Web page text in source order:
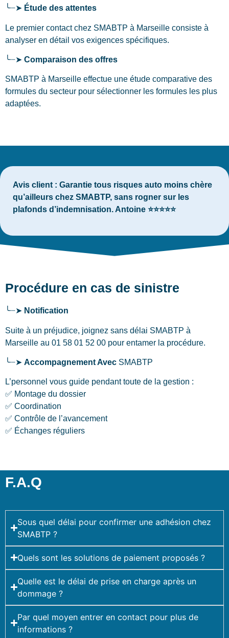
╰┈➤ Étude des attentes
Le premier contact chez SMABTP à Marseille consiste à
analyser en détail vos exigences spécifiques.
╰┈➤ Comparaison des offres
SMABTP à Marseille effectue une étude comparative des
formules du secteur pour sélectionner les formules les plus
adaptées.
Avis client : Garantie tous risques auto moins chère
qu’ailleurs chez SMABTP, sans rogner sur les
plafonds d’indemnisation. Antoine ⭐⭐⭐⭐⭐
Procédure en cas de sinistre
╰┈➤ Notification
Suite à un préjudice, joignez sans délai SMABTP à
Marseille au 01 58 01 52 00 pour entamer la procédure.
╰┈➤ Accompagnement Avec SMABTP
L’personnel vous guide pendant toute de la gestion :
✅ Montage du dossier
✅ Coordination
✅ Contrôle de l’avancement
✅ Échanges réguliers
F.A.Q
Sous quel délai pour confirmer une adhésion chez
SMABTP ?
Quels sont les solutions de paiement proposés ?
Quelle est le délai de prise en charge après un
dommage ?
Par quel moyen entrer en contact pour plus de
informations ?